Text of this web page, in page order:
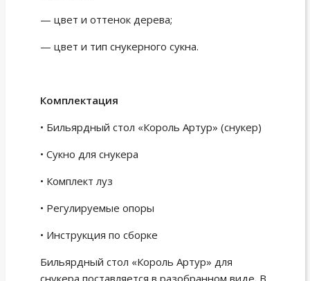
— цвет и оттенок дерева;
— цвет и тип снукерного сукна.
Комплектация
• Бильярдный стол «Король Артур» (снукер)
• Сукно для снукера
• Комплект луз
• Регулируемые опоры
• Инструкция по сборке
Бильярдный стол «Король Артур» для
снукера поставляется в разобранном виде. В